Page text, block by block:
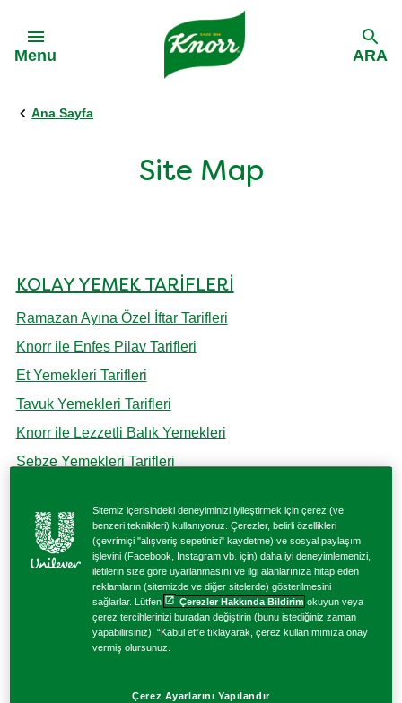
Menu
Geri Dön
Tüm Ürünlerimiz
Knorr Baharatlar
Knorr Yemek Harçları
Knorr Çeşniler
Knorr İçinde İyilik Var Serisi
Knorr Çabuk
Knorr Lezzetli ve Pratik Soslar
Knorr Bulyonlar
Geri Dön
Pilav Tarifleri
Et Yemekleri Tarifleri
Tavuk Yemekleri Tarifleri
Balık Yemekleri Tarifleri
Makarna Tarifleri
ARA
Ana Sayfa
Site Map
KOLAY YEMEK TARIFLERI
Ramazan Ayına Özel İftar Tarifleri
Knorr ile Enfes Pilav Tarifleri
Et Yemekleri Tarifleri
Tavuk Yemekleri Tarifleri
Knorr ile Lezzetli Balık Yemekleri
Sebze Yemekleri Tarifleri
Popüler Yemek Tarifleri
Knorr Yemek Planlayıcısı
Atıştırmalık Tarifler
Hamur İşi Tarifleri
Knorr ile Lezzetli Çorba Tarifleri
Ramazan Ayına Özel İftar Menüleri
Sitemiz içerisindeki deneyiminizi iyileştirmek için çerez (ve
benzeri teknikleri) kullanıyoruz. Çerezler, belirli özellikleri
(çevrimiçi "alışveriş sepetinizi" kaydetme) ve sosyal paylaşım
işlevini (Facebook, Instagram vb. için) daha iyi deneyimlemenizi,
iletilerin size göre uyarlanmasını ve ilgi alanlarınıza hitap eden
reklamların (sitemizde ve diğer sitelerde) gösterilmesini
sağlarlar. Lütfen
Çerezler Hakkında Bildirim okuyun veya
çerez tercihlerinizi buradan değiştirin (bunu istediğiniz zaman
yapabilirsiniz). “Kabul et”e tıklayarak, çerez kullanımımıza onay
vermiş olursunuz.
Çerez Ayarlarını Yapılandır